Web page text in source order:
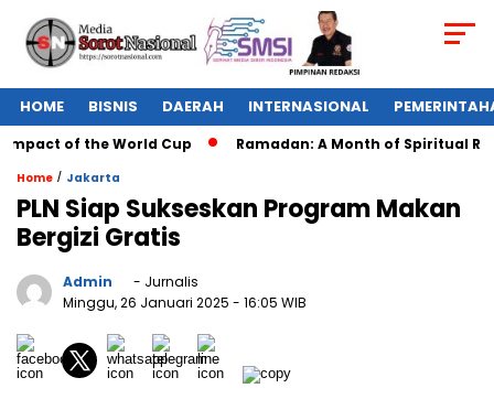
HOME BISNIS DAERAH INTERNASIONAL
of the World Cup Ramadan: A Month of Spiritual
Home / Jakarta
PLN Siap Sukseskan Program Makan
Bergizi Gratis
Admin
- Jurnalis
Minggu, 26 Januari 2025 - 16:05 WIB